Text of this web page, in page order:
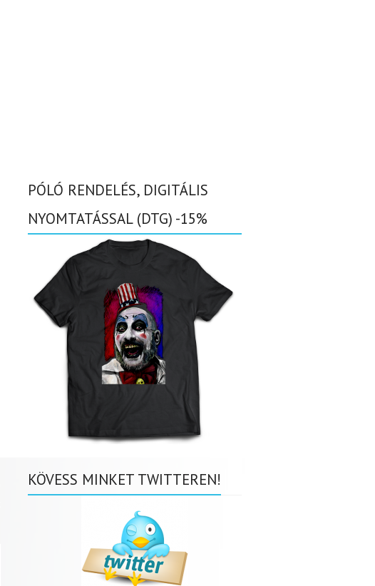
PÓLÓ RENDELÉS, DIGITÁLIS
NYOMTATÁSSAL (DTG) -15%
KÖVESS MINKET TWITTEREN!